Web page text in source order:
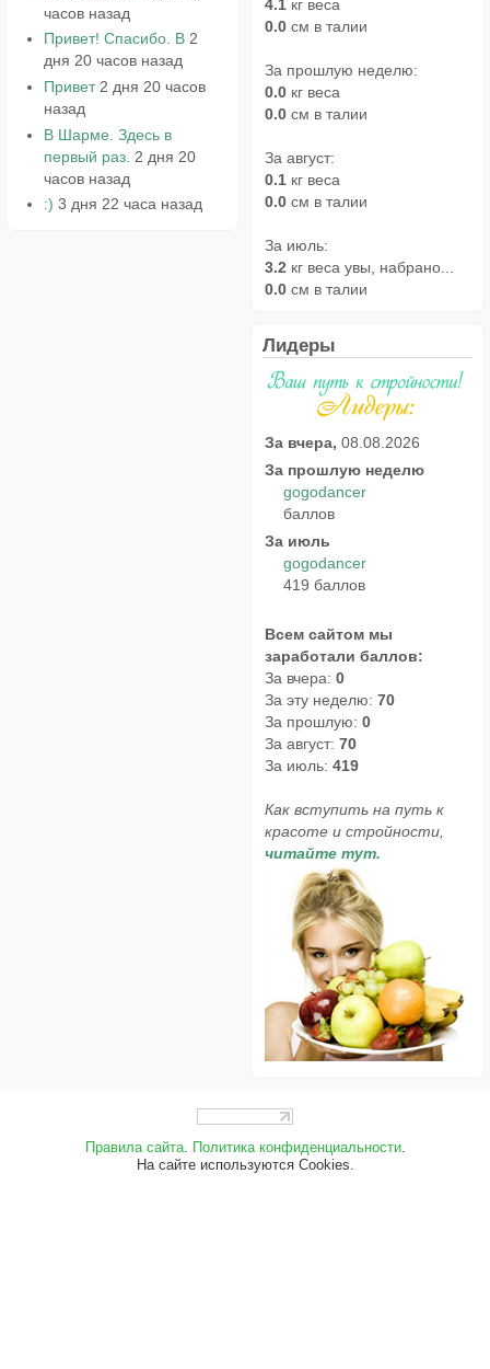
часов назад
Привет! Спасибо. В 2
дня 20 часов назад
Привет 2 дня 20 часов
назад
В Шарме. Здесь в
первый раз. 2 дня 20
часов назад
:) 3 дня 22 часа назад
4.1 кг веса
0.0 см в талии
За прошлую неделю:
0.0 кг веса
0.0 см в талии
За август:
0.1 кг веса
0.0 см в талии
За июль:
3.2 кг веса увы, набрано...
0.0 см в талии
Лидеры
За вчера, 08.08.2026
За прошлую неделю
gogodancer
баллов
За июль
gogodancer
419 баллов
Всем сайтом мы
заработали баллов:
За вчера: 0
За эту неделю: 70
За прошлую: 0
За август: 70
За июль: 419
Как вступить на путь к
красоте и стройности,
читайте тут.
Правила сайта. Политика конфиденциальности.
На сайте используются Cookies.